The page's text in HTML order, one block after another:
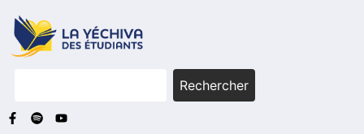
Rechercher